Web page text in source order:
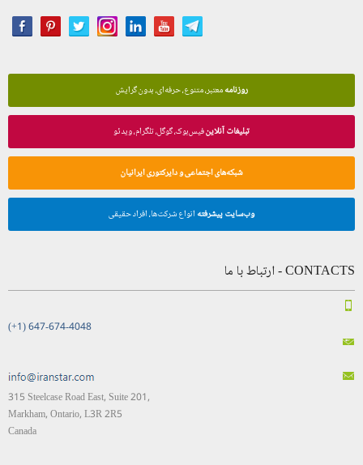
روزنامهمعتبر، متنوع، حرفه‌ای، بدون گرایش
تبلیغات آنلاینفیس‌بوک، گوگل، تلگرام، ویدئو
شبکه‌های اجتماعی و دایرکتوری ایرانیان
وب‌سایت پیشرفته انواع شرکت‌ها، افراد حقیقی
CONTACTS - ارتباط با ما
(+1) 647-674-4048
315 Steelcase Road East, Suite 201,
Markham, Ontario, L3R 2R5
Canada